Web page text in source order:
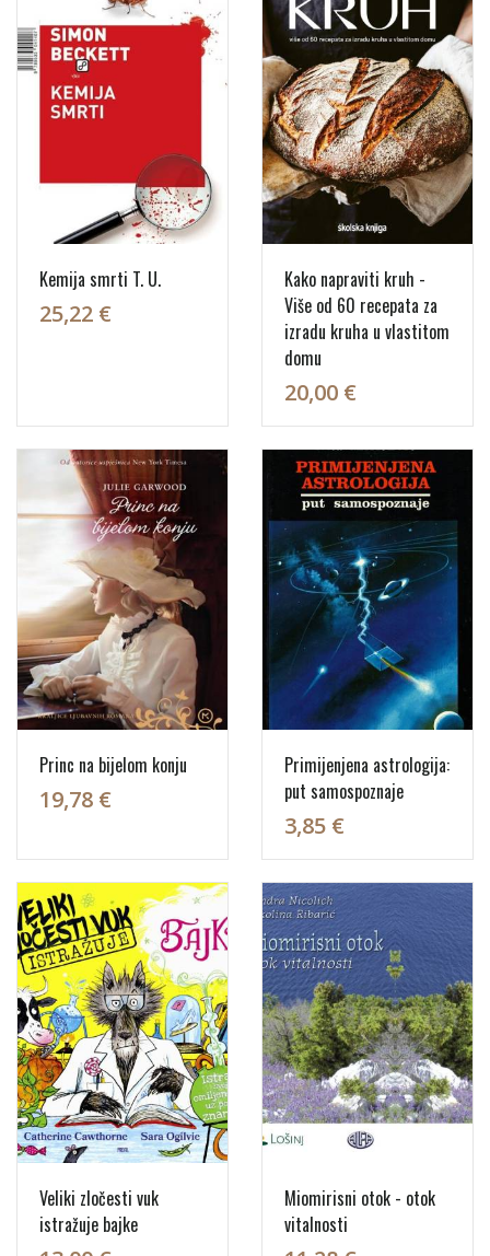
Kemija smrti T. U.
25,22 €
Kako napraviti kruh -
Više od 60 recepata za
izradu kruha u vlastitom
domu
20,00 €
Princ na bijelom konju
19,78 €
Primijenjena astrologija:
put samospoznaje
3,85 €
Veliki zločesti vuk
istražuje bajke
Miomirisni otok - otok
vitalnosti